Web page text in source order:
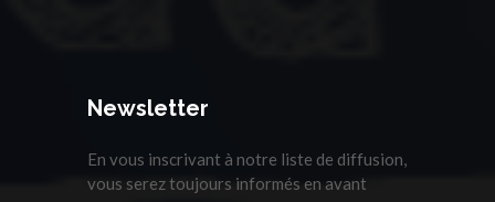
Newsletter
En vous inscrivant à notre liste de diffusion,
vous serez toujours informés en avant